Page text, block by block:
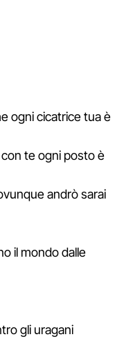
ogni cicatrice tua è
te ogni posto è
andrò sarai
il mondo dalle
gli uragani